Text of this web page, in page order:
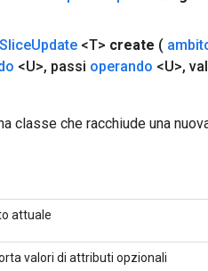
SliceUpdate <T> create (
<U>, passi operando <U>,
classe che racchiude una
attuale
valori di attributi opzionali